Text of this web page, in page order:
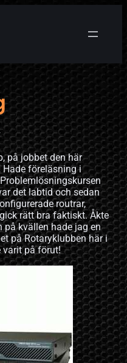
på jobbet den här
föreläsning i
det labtid och sedan
routrar,
rätt bra faktiskt. Åkte
på kvällen hade jag en
på Rotaryklubben här i
varit på förut!